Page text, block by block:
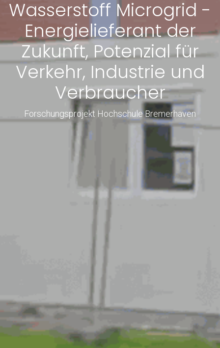
Wasserstoff Microgrid -
Energielieferant der
Zukunft, Potenzial für
Verkehr, Industrie und
Verbraucher
Forschungsprojekt Hochschule Bremerhaven